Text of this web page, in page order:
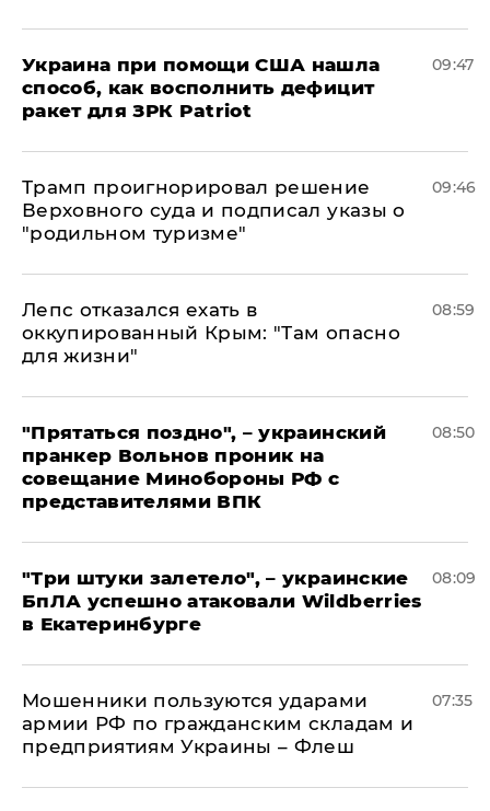
Украина при помощи США нашла
способ, как восполнить дефицит
ракет для ЗРК Patriot
09:47
Трамп проигнорировал решение
Верховного суда и подписал указы о
"родильном туризме"
09:46
Лепс отказался ехать в
оккупированный Крым: "Там опасно
для жизни"
08:59
"Прятаться поздно", – украинский
пранкер Вольнов проник на
совещание Минобороны РФ с
представителями ВПК
08:50
"Три штуки залетело", – украинские
БпЛА успешно атаковали Wildberries
в Екатеринбурге
08:09
Мошенники пользуются ударами
армии РФ по гражданским складам и
предприятиям Украины – Флеш
07:35